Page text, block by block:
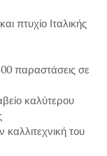
πτυχίο Ιταλικής
παραστάσεις σε
καλύτερου
του